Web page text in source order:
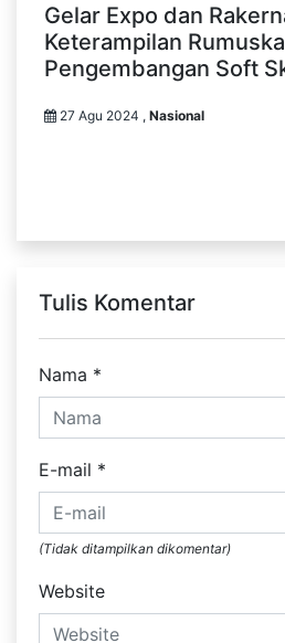
Gelar Expo dan
Keterampilan
Pengembangan Soft
27 Agu 2024 , Nasional
Tulis Komentar
Nama *
E-mail *
(Tidak ditampilkan dikomentar)
Website